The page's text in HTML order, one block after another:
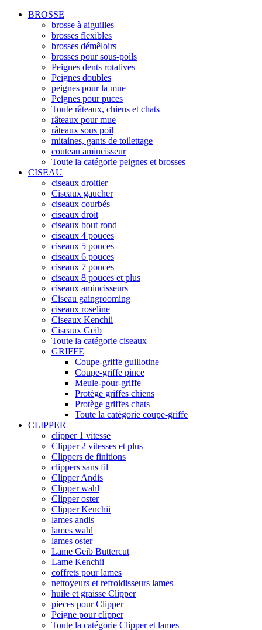
BROSSE
brosse à aiguilles
brosses flexibles
brosses démêloirs
brosses pour sous-poils
Peignes dents rotatives
Peignes doubles
peignes pour la mue
Peignes pour puces
Toute râteaux, chiens et chats
râteaux pour mue
râteaux sous poil
mitaines, gants de toilettage
couteau amincisseur
Toute la catégorie peignes et brosses
CISEAU
ciseaux droitier
Ciseaux gaucher
ciseaux courbés
ciseaux droit
ciseaux bout rond
ciseaux 4 pouces
ciseaux 5 pouces
ciseaux 6 pouces
ciseaux 7 pouces
ciseaux 8 pouces et plus
ciseaux amincisseurs
Ciseau gaingrooming
ciseaux roseline
Ciseaux Kenchii
Ciseaux Geib
Toute la catégorie ciseaux
GRIFFE
Coupe-griffe guillotine
Coupe-griffe pince
Meule-pour-griffe
Protège griffes chiens
Protège griffes chats
Toute la catégorie coupe-griffe
CLIPPER
clipper 1 vitesse
Clipper 2 vitesses et plus
Clippers de finitions
clippers sans fil
Clipper Andis
Clipper wahl
Clipper oster
Clipper Kenchii
lames andis
lames wahl
lames oster
Lame Geib Buttercut
Lame Kenchii
coffrets pour lames
nettoyeurs et refroidisseurs lames
huile et graisse Clipper
pieces pour Clipper
Peigne pour clipper
Toute la catégorie Clipper et lames